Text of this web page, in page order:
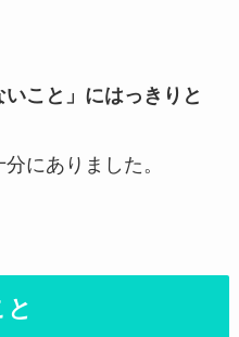
こと」にはっきりと
にありました。